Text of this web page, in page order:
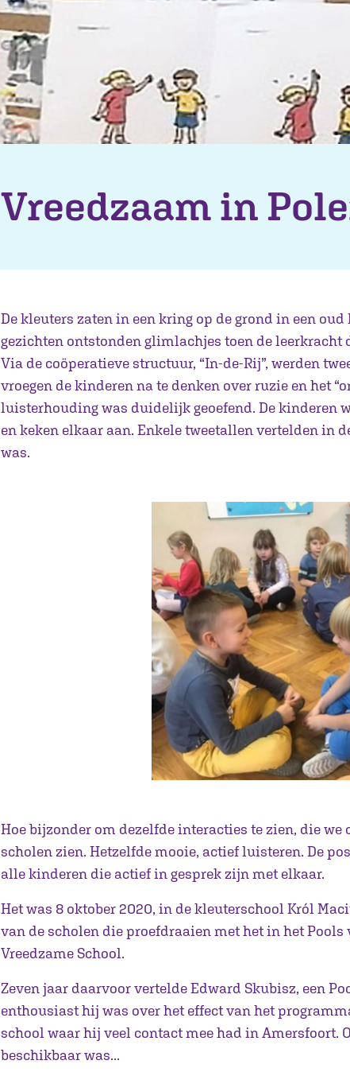
Vreedzaam in
De kleuters zaten in een kring op de grond in een
gezichten ontstonden glimlachjes toen de leerkracht
Via de coöperatieve structuur, “In-de-Rij”, werden
vroegen de kinderen na te denken over ruzie en het
luisterhouding was duidelijk geoefend. De kinderen
en keken elkaar aan. Enkele tweetallen vertelden in
was.
Hoe bijzonder om dezelfde interacties te zien, die we
scholen zien. Hetzelfde mooie, actief luisteren. De
alle kinderen die actief in gesprek zijn met elkaar.
Het was 8 oktober 2020, in de kleuterschool Król
van de scholen die proefdraaien met het in het
Vreedzame School.
Zeven jaar daarvoor vertelde Edward Skubisz, een
enthousiast hij was over het effect van het
school waar hij veel contact mee had in Amersfoort.
beschikbaar was...